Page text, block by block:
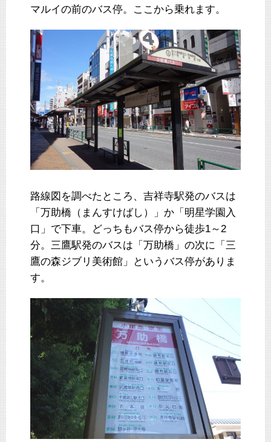
マルイの前のバス停。ここから乗れます。
路線図を調べたところ、吉祥寺駅発のバスは
「万助橋（まんすけばし）」か「明星学園入
口」で下車。どっちもバス停から徒歩1～2
分。三鷹駅発のバスは「万助橋」の次に「三
鷹の森ジブリ美術館」というバス停がありま
す。